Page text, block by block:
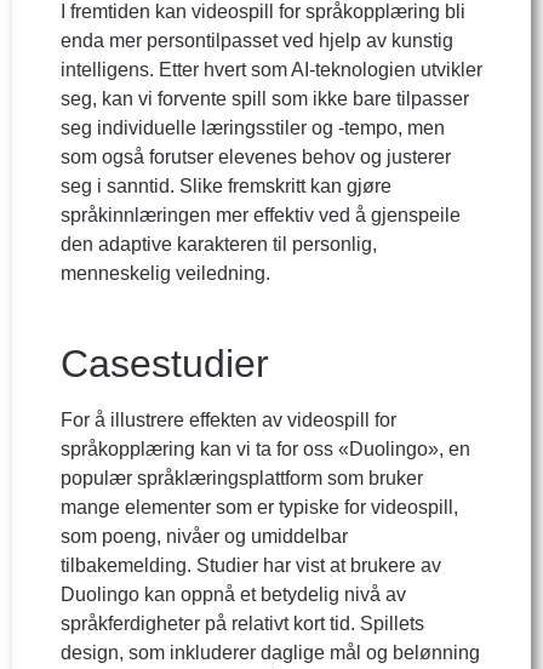
I fremtiden kan videospill for språkopplæring bli
enda mer persontilpasset ved hjelp av kunstig
intelligens. Etter hvert som AI-teknologien utvikler
seg, kan vi forvente spill som ikke bare tilpasser
seg individuelle læringsstiler og -tempo, men
som også forutser elevenes behov og justerer
seg i sanntid. Slike fremskritt kan gjøre
språkinnlæringen mer effektiv ved å gjenspeile
den adaptive karakteren til personlig,
menneskelig veiledning.
Casestudier
For å illustrere effekten av videospill for
språkopplæring kan vi ta for oss «Duolingo», en
populær språklæringsplattform som bruker
mange elementer som er typiske for videospill,
som poeng, nivåer og umiddelbar
tilbakemelding. Studier har vist at brukere av
Duolingo kan oppnå et betydelig nivå av
språkferdigheter på relativt kort tid. Spillets
design, som inkluderer daglige mål og belønning